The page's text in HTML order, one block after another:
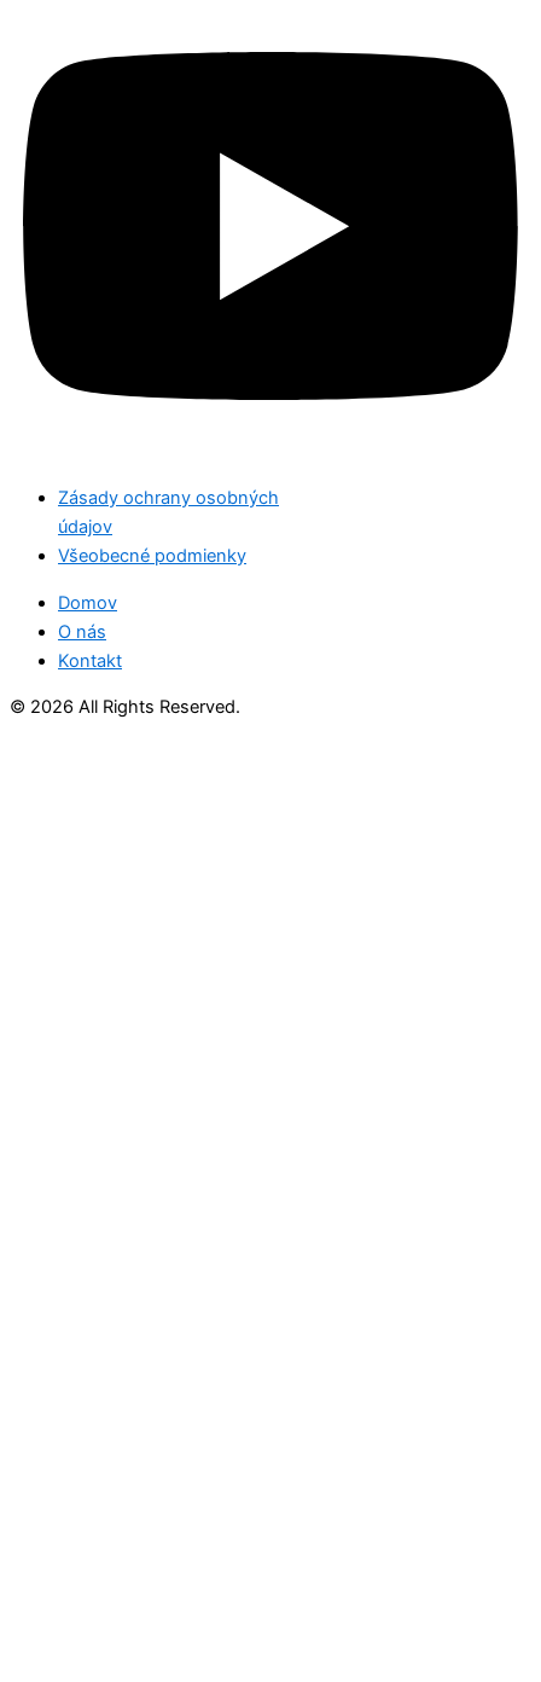
Zásady ochrany osobných
údajov
Všeobecné podmienky
Domov
O nás
Kontakt
© 2026 All Rights Reserved.